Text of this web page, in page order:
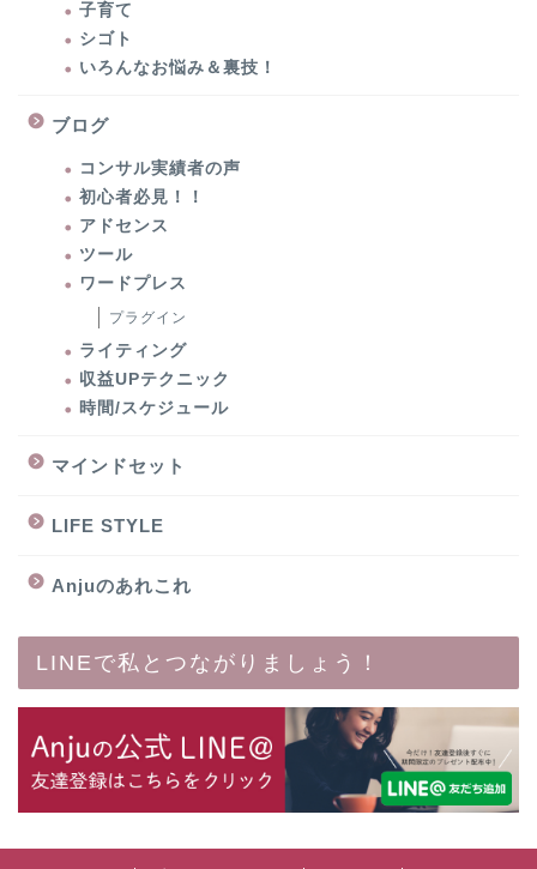
子育て
シゴト
いろんなお悩み＆裏技！
ブログ
コンサル実績者の声
初心者必見！！
アドセンス
ツール
ワードプレス
プラグイン
ライティング
収益UPテクニック
時間/スケジュール
マインドセット
LIFE STYLE
Anjuのあれこれ
LINEで私とつながりましょう！